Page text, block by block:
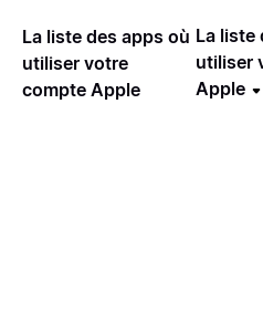
La liste des apps où
utiliser votre
compte Apple
La liste
utiliser
Apple